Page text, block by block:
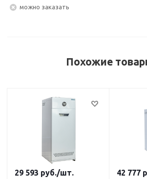
Можно заказать
Похожие
29 593 руб./шт. 42 777